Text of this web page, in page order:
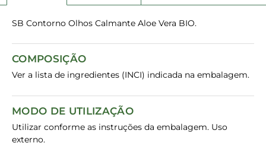
SB Contorno Olhos Calmante Aloe Vera BIO.
COMPOSIÇÃO
Ver a lista de ingredientes (INCI) indicada na embalagem.
MODO DE UTILIZAÇÃO
Utilizar conforme as instruções da embalagem. Uso
externo.